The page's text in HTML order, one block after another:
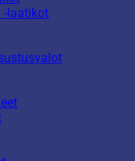
-laatikot